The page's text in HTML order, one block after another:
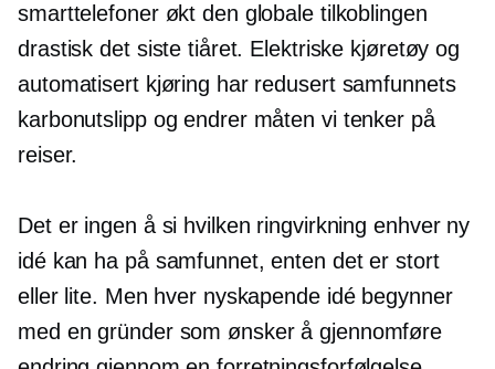
smarttelefoner økt den globale tilkoblingen
drastisk det siste tiåret. Elektriske kjøretøy og
automatisert kjøring har redusert samfunnets
karbonutslipp og endrer måten vi tenker på
reiser.
Det er ingen å si hvilken ringvirkning enhver ny
idé kan ha på samfunnet, enten det er stort
eller lite. Men hver nyskapende idé begynner
med en gründer som ønsker å gjennomføre